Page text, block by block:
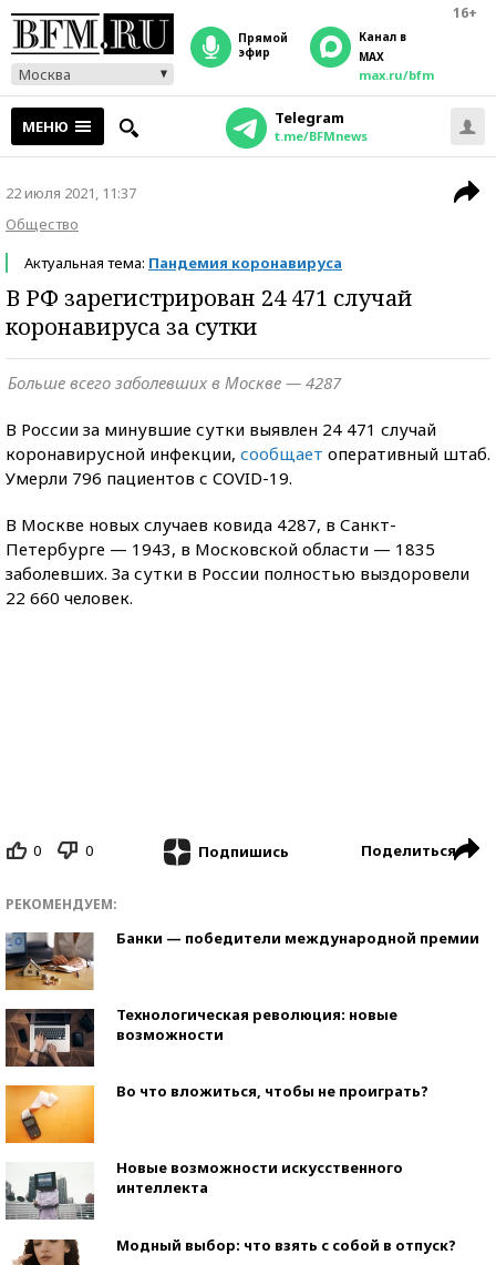
16+
Москва
прямой
эфир
Канал в
MAX
max.ru/bfm
МЕНЮ Telegram
t.me/BFMnews
22 июля 2021, 11:37
Общество
Актуальная тема: Пандемия коронавируса
В РФ зарегистрирован 24 471 случай
коронавируса за сутки
Больше всего заболевших в Москве — 4287
В России за минувшие сутки выявлен 24 471 случай
коронавирусной инфекции, сообщает оперативный штаб.
Умерли 796 пациентов с COVID-19.
В Москве новых случаев ковида 4287, в Санкт-
Петербурге — 1943, в Московской области — 1835
заболевших. За сутки в России полностью выздоровели
22 660 человек.
0 0 Подпишись Поделиться
РЕКОМЕНДУЕМ:
Банки — победители международной премии
Технологическая революция: новые
возможности
Во что вложиться, чтобы не проиграть?
Новые возможности искусственного
интеллекта
Модный выбор: что взять с собой в отпуск?